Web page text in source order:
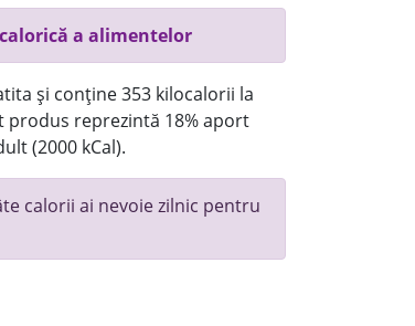
a alimentelor
și conține 353 kilocalorii la
produs reprezintă 18% aport
(2000 kCal).
calorii ai nevoie zilnic pentru